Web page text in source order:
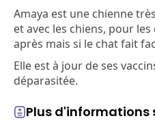
Amaya est une chienne
et avec les chiens, pour
après mais si le chat fait
Elle est à jour de ses
déparasitée.
Plus d'informations